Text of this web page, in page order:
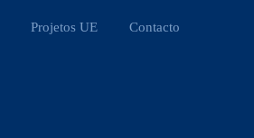
Projetos UE Contacto